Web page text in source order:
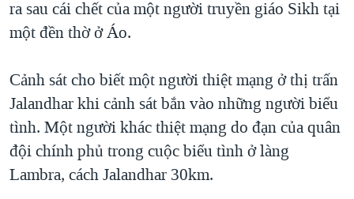
chính
Đi
"Tìm"
TỰ DO BÁO CHÍ
NGƯỜI VIỆT HẢI NGOẠI
ĐỜI SỐNG
KINH TẾ
KHOA HỌC
CHUYÊN ĐỀ
HÀNH TRÌNH BẦU CỬ 2024
MỘT NĂM CHIẾN TRANH TẠI DẢI GAZA
GIẢI MÃ VÀNH ĐAI & CON ĐƯỜNG
NGÀY TỊ NẠN THẾ GIỚI
VIDEO
NGHE
MẠNG XÃ HỘI
ra sau cái chết của một người truyền giáo Sikh tại
một đền thờ ở Áo.
Cảnh sát cho biết một người thiệt mạng ở thị trấn
Jalandhar khi cảnh sát bắn vào những người biểu
tình. Một người khác thiệt mạng do đạn của quân
đội chính phủ trong cuộc biểu tình ở làng
Lambra, cách Jalandhar 30km.